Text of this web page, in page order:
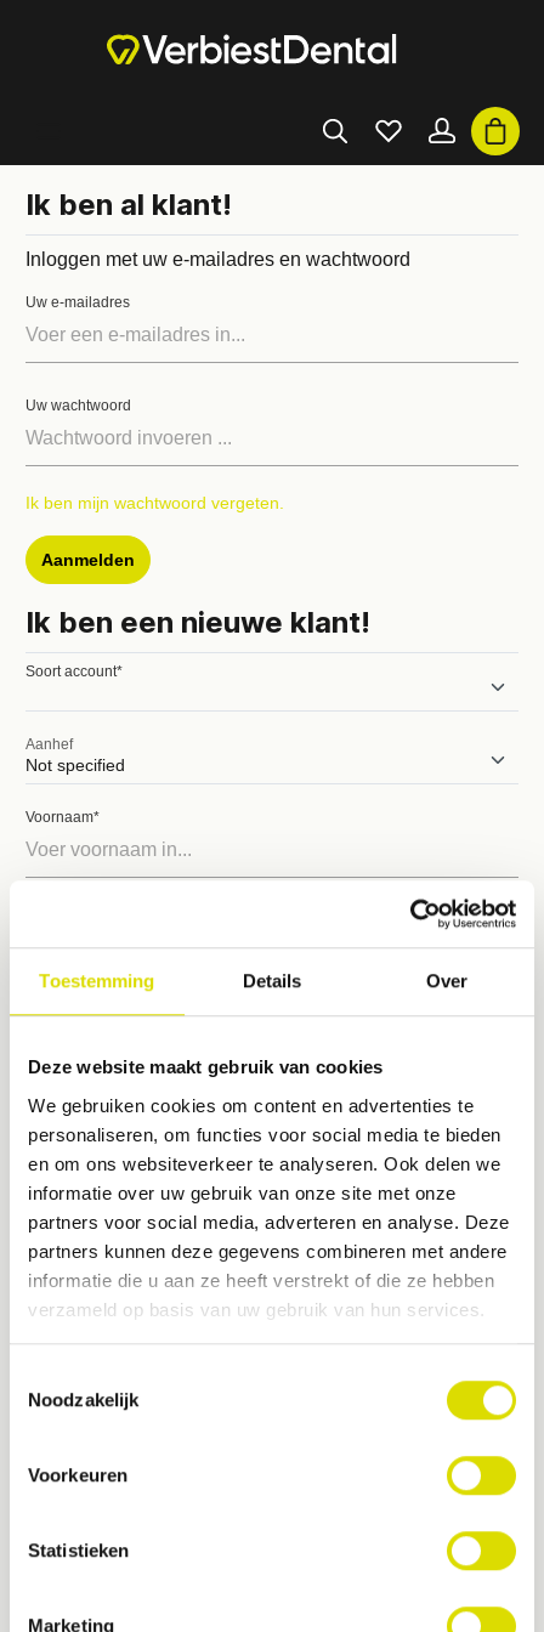
Toestemming Details Over
Deze website maakt gebruik van cookies
We gebruiken cookies om content en advertenties te
personaliseren, om functies voor social media te bieden
en om ons websiteverkeer te analyseren. Ook delen we
informatie over uw gebruik van onze site met onze
partners voor social media, adverteren en analyse. Deze
partners kunnen deze gegevens combineren met andere
informatie die u aan ze heeft verstrekt of die ze hebben
verzameld op basis van uw gebruik van hun services.
Noodzakelijk
Voorkeuren
Statistieken
Marketing
Ik ben al klant!
Inloggen met uw e-mailadres en wachtwoord
Uw e-mailadres
Uw wachtwoord
Ik ben mijn wachtwoord vergeten.
Aanmelden
Ik ben een nieuwe klant!
Soort account*
Aanhef
Voornaam*
E-mailadres*
Wachtwoord*
Het wachtwoord moet uit tenminste 8 karakters bestaan.
Postcode